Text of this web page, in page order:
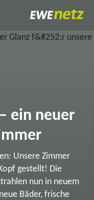
ein neuer
Unsere Zimmer
gestellt! Die
nun in neuem
Bäder, frische